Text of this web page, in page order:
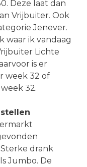
Deze laat dan
Vrijbuiter. Ook
Jenever.
waar ik vandaag
Lichte
is er
week 32 of
32.
drank
Jumbo. De